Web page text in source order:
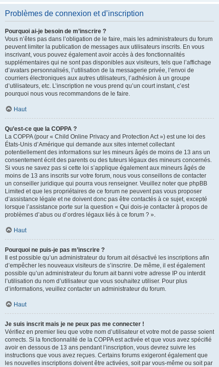
Problèmes de connexion et d’inscription
Pourquoi ai-je besoin de m’inscrire ?
Vous n’êtes pas dans l’obligation de le faire, mais les administrateurs du forum
peuvent limiter la publication de messages aux utilisateurs inscrits. En vous
inscrivant, vous pouvez également avoir accès à des fonctionnalités
supplémentaires qui ne sont pas disponibles aux visiteurs, tels que l’affichage
d’avatars personnalisés, l’utilisation de la messagerie privée, l’envoi de
courriers électroniques aux autres utilisateurs, l’adhésion à un groupe
d’utilisateurs, etc. L’inscription ne vous prend qu’un court instant, c’est
pourquoi nous vous recommandons de le faire.
Haut
Qu’est-ce que la COPPA ?
La COPPA (pour « Child Online Privacy and Protection Act ») est une loi des
États-Unis d’Amérique qui demande aux sites internet collectant
potentiellement des informations sur les mineurs âgés de moins de 13 ans un
consentement écrit des parents ou des tuteurs légaux des mineurs concernés.
Si vous ne savez pas si cette loi s’applique également aux mineurs âgés de
moins de 13 ans inscrits sur votre forum, nous vous conseillons de contacter
un conseiller juridique qui pourra vous renseigner. Veuillez noter que phpBB
Limited et que les propriétaires de ce forum ne peuvent pas vous proposer
d’assistance légale et ne doivent donc pas être contactés à ce sujet, excepté
lorsque l’assistance porte sur la question « Qui dois-je contacter à propos de
problèmes d’abus ou d’ordres légaux liés à ce forum ? ».
Haut
Pourquoi ne puis-je pas m’inscrire ?
Il est possible qu’un administrateur du forum ait désactivé les inscriptions afin
d’empêcher les nouveaux visiteurs de s’inscrire. De même, il est également
possible qu’un administrateur du forum ait banni votre adresse IP ou interdit
l’utilisation du nom d’utilisateur que vous souhaitez utiliser. Pour plus
d’informations, veuillez contacter un administrateur du forum.
Haut
Je suis inscrit mais je ne peux pas me connecter !
Vérifiez en premier lieu que votre nom d’utilisateur et votre mot de passe soient
corrects. Si la fonctionnalité de la COPPA est activée et que vous avez spécifié
avoir en dessous de 13 ans pendant l’inscription, vous devrez suivre les
instructions que vous avez reçues. Certains forums exigeront également que
les nouvelles inscriptions doivent être activées, soit par vous-même ou soit par